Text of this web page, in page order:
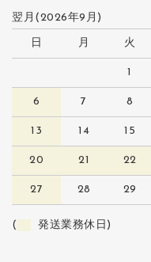
翌月(2026年9月)
日 月 火
1
6 7 8
13 14 15
20 21 22
27 28 29
( 発送業務休日)